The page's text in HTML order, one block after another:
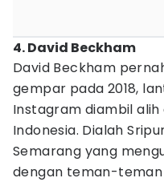
4. David Beckham
David Beckham
gempar pada 2018,
Instagram diambil
Indonesia. Dialah
Semarang yang
dengan teman-teman